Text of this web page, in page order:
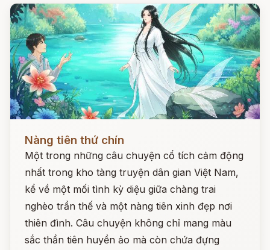
Nàng tiên thứ chín
Một trong những câu chuyện cổ tích cảm động
nhất trong kho tàng truyện dân gian Việt Nam,
kể về một mối tình kỳ diệu giữa chàng trai
nghèo trần thế và một nàng tiên xinh đẹp nơi
thiên đình. Câu chuyện không chỉ mang màu
sắc thần tiên huyền ảo mà còn chứa đựng